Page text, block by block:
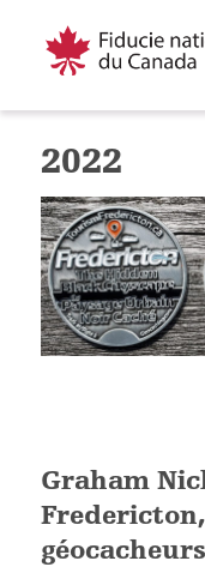
2022
Graham